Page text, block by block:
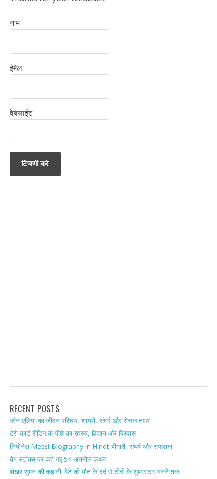
नाम
ईमेल
वेबसाईट
RECENT POSTS
जौन एलिया का जीवन परिचय, शायरी, संघर्ष और रोचक तथ्य
टैरो कार्ड रीडिंग के पीछे का रहस्य, विज्ञान और विश्वास
लियोनेल Messi Biography in Hindi: बीमारी, संघर्ष और सफलता
बेन स्टोक्स पर कहे गए 54 अनमोल कथन
शेखर सुमन की कहानी: बेटे की मौत के दर्द से टीवी के सुपरस्टार बनने तक